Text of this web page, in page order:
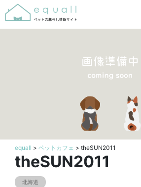
equall > ペットカフェ > theSUN2011
theSUN2011
北海道